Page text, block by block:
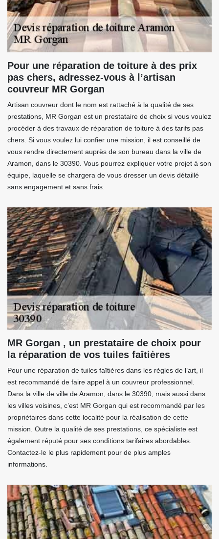
Pour une réparation de toiture à des prix
pas chers, adressez-vous à l’artisan
couvreur MR Gorgan
Artisan couvreur dont le nom est rattaché à la qualité de ses
prestations, MR Gorgan est un prestataire de choix si vous voulez
procéder à des travaux de réparation de toiture à des tarifs pas
chers. Si vous voulez lui confier une mission, il est conseillé de
vous rendre directement auprès de son bureau dans la ville de
Aramon, dans le 30390. Vous pourrez expliquer votre projet à son
équipe, laquelle se chargera de vous dresser un devis détaillé
sans engagement et sans frais.
MR Gorgan , un prestataire de choix pour
la réparation de vos tuiles faîtières
Pour une réparation de tuiles faîtières dans les règles de l’art, il
est recommandé de faire appel à un couvreur professionnel.
Dans la ville de ville de Aramon, dans le 30390, mais aussi dans
les villes voisines, c’est MR Gorgan qui est recommandé par les
propriétaires dans cette localité pour la réalisation de cette
mission. Outre la qualité de ses prestations, ce spécialiste est
également réputé pour ses conditions tarifaires abordables.
Contactez-le le plus rapidement pour de plus amples
informations.